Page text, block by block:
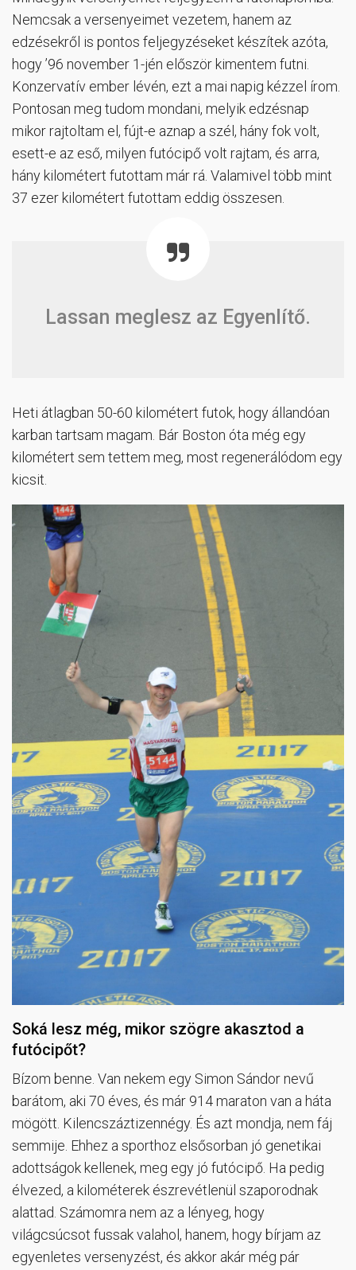
Nemcsak a versenyeimet vezetem, hanem az
edzésekről is pontos feljegyzéseket készítek azóta,
hogy ’96 november 1-jén először kimentem futni.
Konzervatív ember lévén, ezt a mai napig kézzel írom.
Pontosan meg tudom mondani, melyik edzésnap
mikor rajtoltam el, fújt-e aznap a szél, hány fok volt,
esett-e az eső, milyen futócipő volt rajtam, és arra,
hány kilométert futottam már rá. Valamivel több mint
37 ezer kilométert futottam eddig összesen.
Lassan meglesz az Egyenlítő.
Heti átlagban 50-60 kilométert futok, hogy állandóan
karban tartsam magam. Bár Boston óta még egy
kilométert sem tettem meg, most regenerálódom egy
kicsit.
Soká lesz még, mikor szögre akasztod a
futócipőt?
Bízom benne. Van nekem egy Simon Sándor nevű
barátom, aki 70 éves, és már 914 maraton van a háta
mögött. Kilencszáztizennégy. És azt mondja, nem fáj
semmije. Ehhez a sporthoz elsősorban jó genetikai
adottságok kellenek, meg egy jó futócipő. Ha pedig
élvezed, a kilométerek észrevétlenül szaporodnak
alattad. Számomra nem az a lényeg, hogy
világcsúcsot fussak valahol, hanem, hogy bírjam az
egyenletes versenyzést, és akkor akár még pár